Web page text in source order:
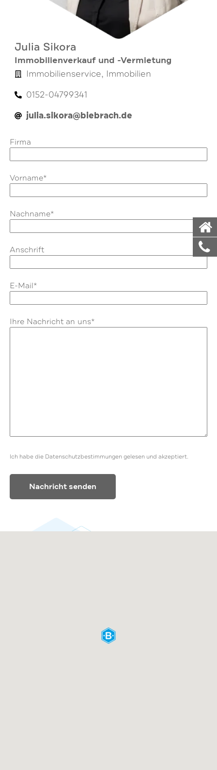
Firma
Vorname*
Nachname*
Anschrift
E-Mail*
Ihre Nachricht an uns*
Ich habe die Datenschutzbestimmungen gelesen und akzeptiert.
Julia Sikora
Immobilienverkauf und -Vermietung
Immobilienservice, Immobilien
0152-04799341
julia.sikora@biebrach.de